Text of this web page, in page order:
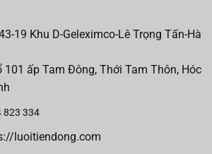
19 Khu D-Geleximco-Lê Trọng Tấn-Hà
101 ấp Tam Đông, Thới Tam Thôn, Hóc
823 334
luoitiendong.com